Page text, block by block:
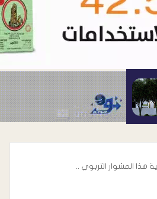
هذا المشوار التربوي ..